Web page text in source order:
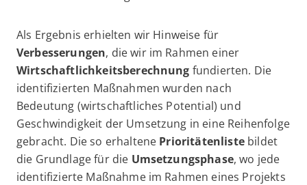
Als Ergebnis erhielten wir Hinweise für
Verbesserungen, die wir im Rahmen einer
Wirtschaftlichkeitsberechnung fundierten. Die
identifizierten Maßnahmen wurden nach
Bedeutung (wirtschaftliches Potential) und
Geschwindigkeit der Umsetzung in eine Reihenfolge
gebracht. Die so erhaltene Prioritätenlistebildet
die Grundlage für die Umsetzungsphase, wo jede
identifizierte Maßnahme im Rahmen eines Projekts